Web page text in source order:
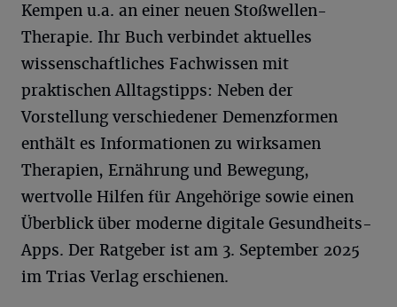
Kempen u.a. an einer neuen Stoßwellen-
Therapie. Ihr Buch verbindet aktuelles
wissenschaftliches Fachwissen mit
praktischen Alltagstipps: Neben der
Vorstellung verschiedener Demenzformen
enthält es Informationen zu wirksamen
Therapien, Ernährung und Bewegung,
wertvolle Hilfen für Angehörige sowie einen
Überblick über moderne digitale Gesundheits-
Apps. Der Ratgeber ist am 3. September 2025
im Trias Verlag erschienen.